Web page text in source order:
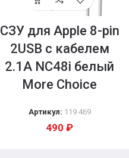
CЗУ для Apple 8-pin
2USB с кабелем
2.1A NC48i белый
More Choice
Артикул: 119 469
490 ₽